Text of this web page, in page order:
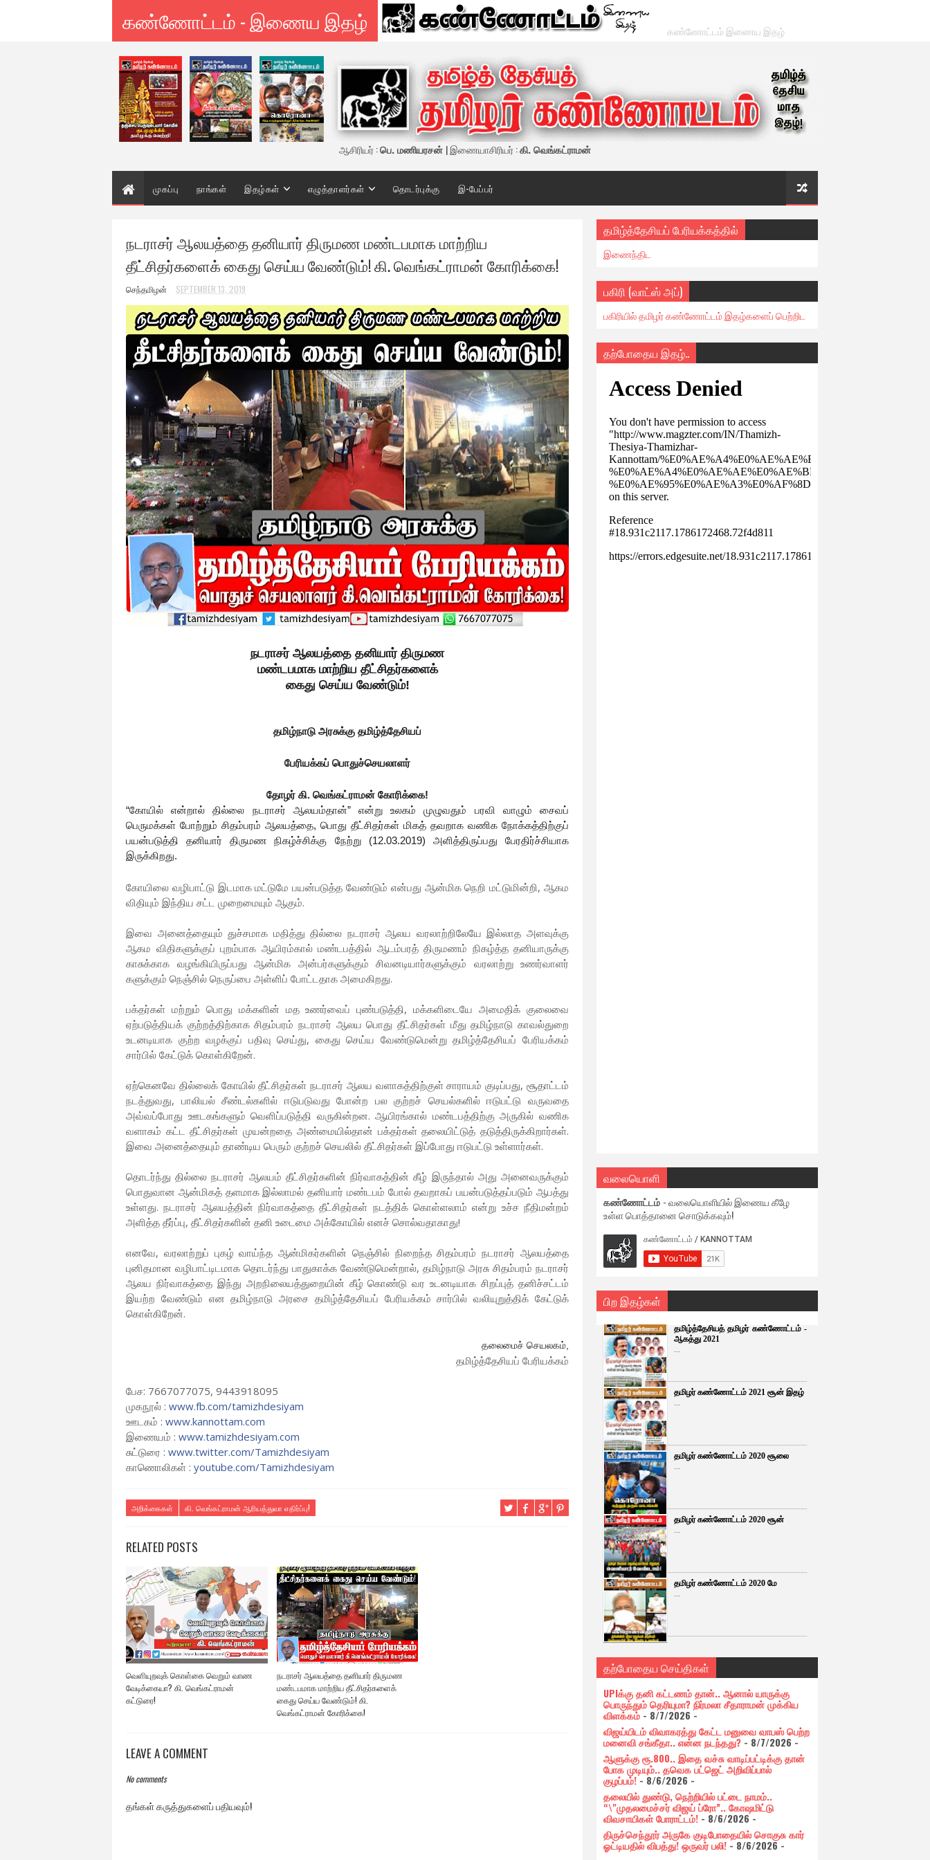
கண்ணோட்டம் - இணைய இதழ் கண்ணோட்டம் இணைய இதழ்
ஆசிரியர் :பெ. மணியரசன் | இணையாசிரியர் :கி. வெங்கட்ராமன்
முகப்பு நாங்கள் இதழ்கள் எழுத்தாளர்கள் தொடர்புக்கு இ-பேப்பர்
நடராசர் ஆலயத்தை தனியார் திருமண மண்டபமாக மாற்றிய
தீட்சிதர்களைக் கைது செய்ய வேண்டும்! கி. வெங்கட்ராமன் கோரிக்கை!
செந்தமிழன் SEPTEMBER 13, 2019
நடராசர் ஆலயத்தை தனியார் திருமண
மண்டபமாக மாற்றிய தீட்சிதர்களைக்
கைது செய்ய வேண்டும்!
தமிழ்நாடு அரசுக்கு தமிழ்த்தேசியப்
பேரியக்கப் பொதுச்செயலாளர்
தோழர் கி. வெங்கட்ராமன் கோரிக்கை!
“கோயில் என்றால் தில்லை நடராசர் ஆலயம்தான்” என்று உலகம் முழுவதும் பரவி வாழும் சைவப்
பெருமக்கள் போற்றும் சிதம்பரம் ஆலயத்தை, பொது தீட்சிதர்கள் மிகத் தவறாக வணிக நோக்கத்திற்குப்
பயன்படுத்தி தனியார் திருமண நிகழ்ச்சிக்கு நேற்று (12.03.2019) அளித்திருப்பது பேரதிர்ச்சியாக
இருக்கிறது.
கோயிலை வழிபாட்டு இடமாக மட்டுமே பயன்படுத்த வேண்டும் என்பது ஆன்மிக நெறி மட்டுமின்றி, ஆகம
விதியும் இந்திய சட்ட முறைமையும் ஆகும்.
இவை அனைத்தையும் துச்சமாக மதித்து தில்லை நடராசர் ஆலய வரலாற்றிலேயே இல்லாத அளவுக்கு
ஆகம விதிகளுக்குப் புறம்பாக ஆயிரம்கால் மண்டபத்தில் ஆடம்பரத் திருமணம் நிகழ்த்த தனியாருக்கு
காசுக்காக வழங்கியிருப்பது ஆன்மிக அன்பர்களுக்கும் சிவனடியார்களுக்கும் வரலாற்று உணர்வாளர்
களுக்கும் நெஞ்சில் நெருப்பை அள்ளிப் போட்டதாக அமைகிறது.
பக்தர்கள் மற்றும் பொது மக்களின் மத உணர்வைப் புண்படுத்தி, மக்களிடையே அமைதிக் குலைவை
ஏற்படுத்தியக் குற்றத்திற்காக சிதம்பரம் நடராசர் ஆலய பொது தீட்சிதர்கள் மீது தமிழ்நாடு காவல்துறை
உடனடியாக குற்ற வழக்குப் பதிவு செய்து, கைது செய்ய வேண்டுமென்று தமிழ்த்தேசியப் பேரியக்கம்
சார்பில் கேட்டுக் கொள்கிறேன்.
ஏற்கெனவே தில்லைக் கோயில் தீட்சிதர்கள் நடராசர் ஆலய வளாகத்திற்குள் சாராயம் குடிப்பது, சூதாட்டம்
நடத்துவது, பாலியல் சீண்டல்களில் ஈடுபடுவது போன்ற பல குற்றச் செயல்களில் ஈடுபட்டு வருவதை
அவ்வப்போது ஊடகங்களும் வெளிப்படுத்தி வருகின்றன. ஆயிரங்கால் மண்டபத்திற்கு அருகில் வணிக
வளாகம் கட்ட தீட்சிதர்கள் முயன்றதை அண்மையில்தான் பக்தர்கள் தலையிட்டுத் தடுத்திருக்கிறார்கள்.
இவை அனைத்தையும் தாண்டிய பெரும் குற்றச் செயலில் தீட்சிதர்கள் இப்போது ஈடுபட்டு உள்ளார்கள்.
தொடர்ந்து தில்லை நடராசர் ஆலயம் தீட்சிதர்களின் நிர்வாகத்தின் கீழ் இருந்தால் அது அனைவருக்கும்
பொதுவான ஆன்மிகத் தளமாக இல்லாமல் தனியார் மண்டபம் போல் தவறாகப் பயன்படுத்தப்படும் ஆபத்து
உள்ளது. நடராசர் ஆலயத்தின் நிர்வாகத்தை தீட்சிதர்கள் நடத்திக் கொள்ளலாம் என்று உச்ச நீதிமன்றம்
அளித்த தீர்ப்பு, தீட்சிதர்களின் தனி உடைமை அக்கோயில் எனச் சொல்வதாகாது!
எனவே, வரலாற்றுப் புகழ் வாய்ந்த ஆன்மிகர்களின் நெஞ்சில் நிறைந்த சிதம்பரம் நடராசர் ஆலயத்தை
புனிதமான வழிபாட்டிடமாக தொடர்ந்து பாதுகாக்க வேண்டுமென்றால், தமிழ்நாடு அரசு சிதம்பரம் நடராசர்
ஆலய நிர்வாகத்தை இந்து அறநிலையத்துறையின் கீழ் கொண்டு வர உடனடியாக சிறப்புத் தனிச்சட்டம்
இயற்ற வேண்டும் என தமிழ்நாடு அரசை தமிழ்த்தேசியப் பேரியக்கம் சார்பில் வலியுறுத்திக் கேட்டுக்
கொள்கிறேன்.
தலைமைச் செயலகம்,
தமிழ்த்தேசியப் பேரியக்கம்
பேச: 7667077075, 9443918095
முகநூல் : www.fb.com/tamizhdesiyam
ஊடகம் : www.kannottam.com
இணையம் : www.tamizhdesiyam.com
சுட்டுரை : www.twitter.com/Tamizhdesiyam
காணொலிகள் : youtube.com/Tamizhdesiyam
அறிக்கைகள் கி. வெங்கட்ராமன் ஆரியத்துவா எதிர்ப்பு!
RELATED POSTS
வெளியுறவுக் கொள்கை வெறும் வாண
வேடிக்கையா? கி. வெங்கட்ராமன்
கட்டுரை!
நடராசர் ஆலயத்தை தனியார் திருமண
மண்டபமாக மாற்றிய தீட்சிதர்களைக்
கைது செய்ய வேண்டும்! கி.
வெங்கட்ராமன் கோரிக்கை!
LEAVE A COMMENT
No comments
தங்கள் கருத்துகளைப் பதியவும்!
தமிழ்த்தேசியப் பேரியக்கத்தில்
இணைந்திட
பகிரி (வாட்ஸ் அப்)
பகிரியில் தமிழர் கண்ணோட்டம் இதழ்களைப் பெற்றிட
தற்போதைய இதழ்..
வலையொளி
கண்ணோட்டம் - வலையொளியில் இணைய கீழே
உள்ள பொத்தானை சொடுக்கவும்!
பிற இதழ்கள்
தமிழ்த்தேசியத் தமிழர் கண்ணோட்டம் -
ஆகத்து 2021
...
தமிழர் கண்ணோட்டம் 2021 சூன் இதழ்
...
தமிழர் கண்ணோட்டம் 2020 சூலை
...
தமிழர் கண்ணோட்டம் 2020 சூன்
...
தமிழர் கண்ணோட்டம் 2020 மே
...
தற்போதைய செய்திகள்
UPIக்கு தனி கட்டணம் தான்.. ஆனால் யாருக்கு
பொருந்தும் தெரியுமா? நிர்மலா சீதாராமன் முக்கிய
விளக்கம் - 8/7/2026 -
விஜய்யிடம் விவாகரத்து கேட்ட மனுவை வாபஸ் பெற்ற
மனைவி சங்கீதா.. என்ன நடந்தது? - 8/7/2026 -
ஆளுக்கு ரூ.800.. இதை வச்சு வாடிப்பட்டிக்கு தான்
போக முடியும்.. தவெக பட்ஜெட் அறிவிப்பால்
குழப்பம்!- 8/6/2026 -
தலையில் துண்டு, நெற்றியில் பட்டை நாமம்..
“\"முதலமைச்சர் விஜய் ப்ரோ”.. கோஷமிட்டு
விவசாயிகள் போராட்டம்! - 8/6/2026-
திருச்செந்தூர் அருகே குடிபோதையில் சொகுசு கார்
ஓட்டியதில் விபத்து! ஒருவர் பலி! - 8/6/2026-